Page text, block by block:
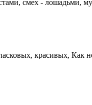
смех - лошадьми,
красивых, Как